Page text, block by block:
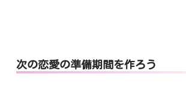
次の恋愛の準備期間を作ろう